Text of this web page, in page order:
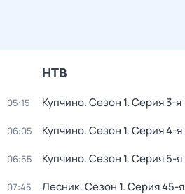
НТВ
05:15 Купчино. Сезон 1. Серия 3-я
06:05 Купчино. Сезон 1. Серия 4-я
06:55 Купчино. Сезон 1. Серия 5-я
07:45 Лесник. Сезон 1. Серия 45-я